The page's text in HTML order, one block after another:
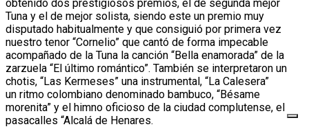
obtenido dos prestigiosos premios, el de segunda mejor
Tuna y el de mejor solista, siendo este un premio muy
disputado habitualmente y que consiguió por primera vez
nuestro tenor “Cornelio” que cantó de forma impecable
acompañado de la Tuna la canción “Bella enamorada” de la
zarzuela “El último romántico”. También se interpretaron un
chotis, “Las Kermeses” una instrumental, “La Calesera”
un ritmo colombiano denominado bambuco, “Bésame
morenita” y el himno oficioso de la ciudad complutense, el
pasacalles “Alcalá de Henares.